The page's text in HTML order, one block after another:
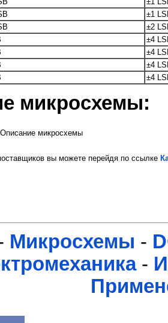
±1
±2
±4
±4
±4
±4
микросхемы:
микросхемы
вы можете перейдя по ссылке
Микросхемы -
-